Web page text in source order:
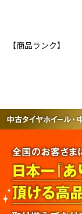
【商品ランク】